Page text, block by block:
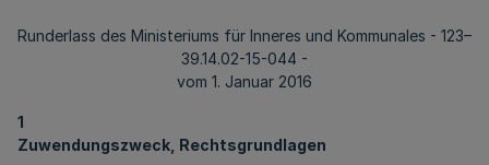
Runderlass des Ministeriums für Inneres und Kommunales - 123–
39.14.02-15-044 -
vom 1. Januar 2016
1
Zuwendungszweck, Rechtsgrundlagen